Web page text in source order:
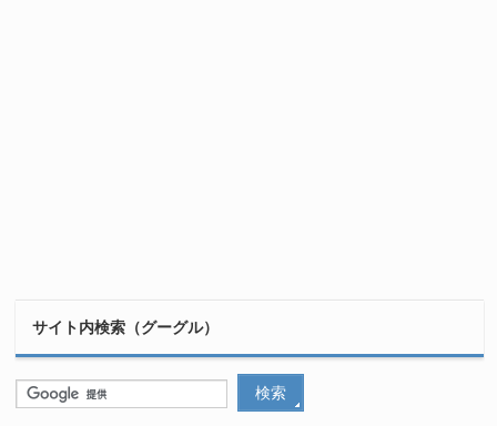
サイト内検索（グーグル）